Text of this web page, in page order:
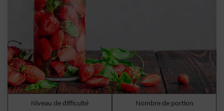
Niveau de difficulté
Nombre de portion